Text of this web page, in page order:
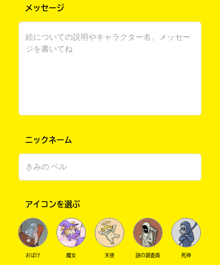
メッセージ
ニックネーム
アイコンを選ぶ
おばけ 魔女 天使 謎の調査員 死神